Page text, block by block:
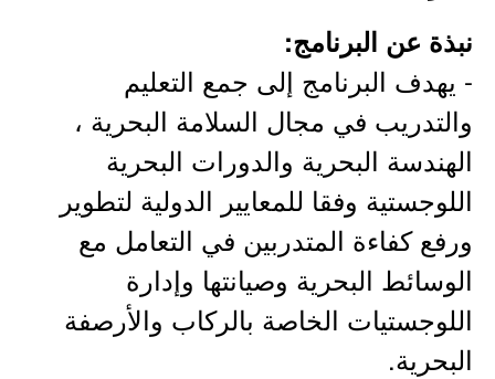
نبذة عن البرنامج:
- يهدف البرنامج إلى جمع التعليم
والتدريب في مجال السلامة البحرية ،
الهندسة البحرية والدورات البحرية
اللوجستية وفقا للمعايير الدولية لتطوير
ورفع كفاءة المتدربين في التعامل مع
الوسائط البحرية وصيانتها وإدارة
اللوجستيات الخاصة بالركاب والأرصفة
البحرية.